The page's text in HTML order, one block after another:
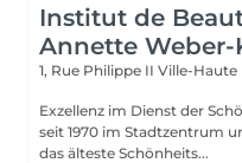
Institut de
Annette Weber-
1, Rue Philippe II Ville-Haute
Exzellenz im Dienst der Schönheit! Das Institut
seit 1970 im Stadtzentrum
das älteste Schönheits...